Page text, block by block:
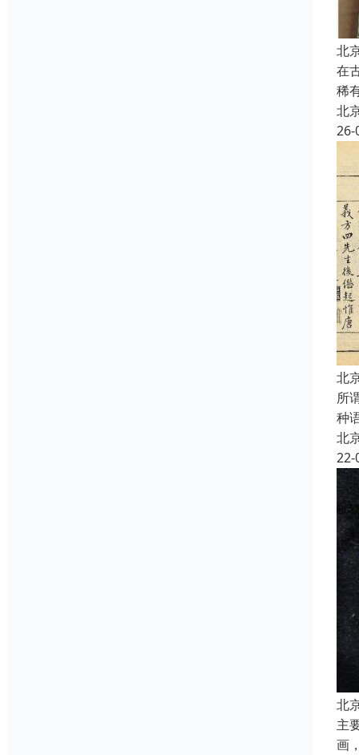
北
在
稀
北
26-
北
所
种
北
22-
北
主
画